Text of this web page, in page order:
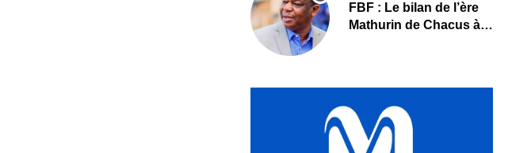
FBF : Le bilan de l’ère
Mathurin de Chacus à